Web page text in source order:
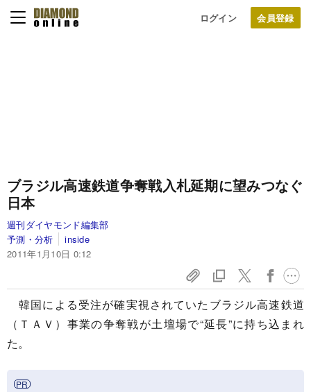
ログイン
ブラジル高速鉄道争奪戦入札延期に望みつなぐ
日本
週刊ダイヤモンド編集部
予測・分析
inside
2011年1月10日 0:12
韓国による受注が確実視されていたブラジル高速鉄道
（ＴＡＶ）事業の争奪戦が土壇場で“延長”に持ち込まれ
た。